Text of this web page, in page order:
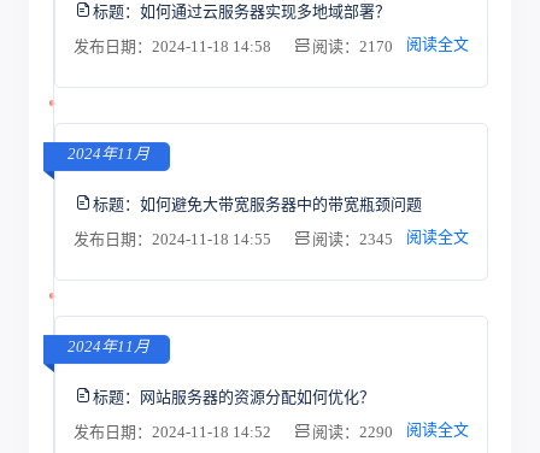
标题： 如何通过云服务器实现多地域部署？
发布日期：2024-11-18 14:58
阅读：2170 阅读全文
2024年11月
标题： 如何避免大带宽服务器中的带宽瓶颈问题
发布日期：2024-11-18 14:55
阅读：2345 阅读全文
2024年11月
标题： 网站服务器的资源分配如何优化？
发布日期：2024-11-18 14:52
阅读：2290 阅读全文